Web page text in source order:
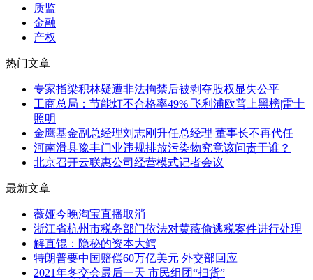
质监
金融
产权
热门文章
专家指梁积林疑遭非法拘禁后被剥夺股权显失公平
工商总局：节能灯不合格率49% 飞利浦欧普上黑榜|雷士
照明
金鹰基金副总经理刘志刚升任总经理 董事长不再代任
河南滑县豫丰门业违规排放污染物究竟该问责于谁？
北京召开云联惠公司经营模式记者会议
最新文章
薇娅今晚淘宝直播取消
浙江省杭州市税务部门依法对黄薇偷逃税案件进行处理
解直锟：隐秘的资本大鳄
特朗普要中国赔偿60万亿美元 外交部回应
2021年冬交会最后一天 市民组团“扫货”